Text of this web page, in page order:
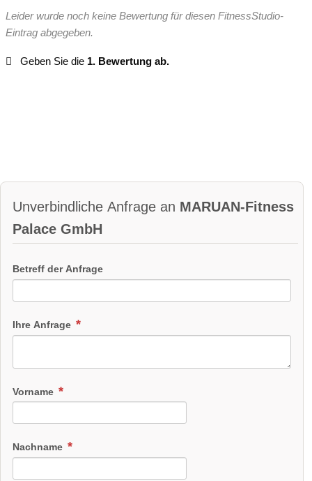
Leider wurde noch keine Bewertung für diesen FitnessStudio-
Eintrag abgegeben.
Geben Sie die 1. Bewertung ab.
Unverbindliche Anfrage an MARUAN-Fitness
Palace GmbH
Betreff der Anfrage
Ihre Anfrage
Vorname
Nachname